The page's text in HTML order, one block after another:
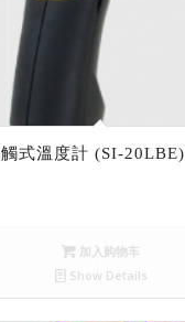
式溫度計 (SI-20LBE)
加入购物车
Show Details